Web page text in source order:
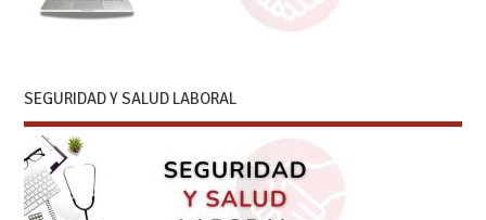
SEGURIDAD Y SALUD LABORAL